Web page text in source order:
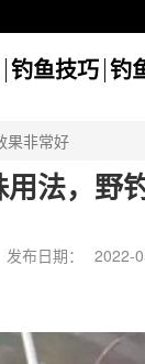
钓鱼技巧 钓
果非常好
法，野
发布日期：
2022-